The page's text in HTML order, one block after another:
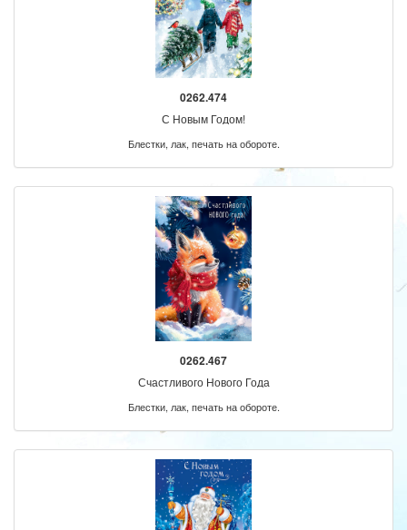
0262.474
С Новым Годом!
Блестки, лак, печать на обороте.
0262.467
Счастливого Нового Года
Блестки, лак, печать на обороте.